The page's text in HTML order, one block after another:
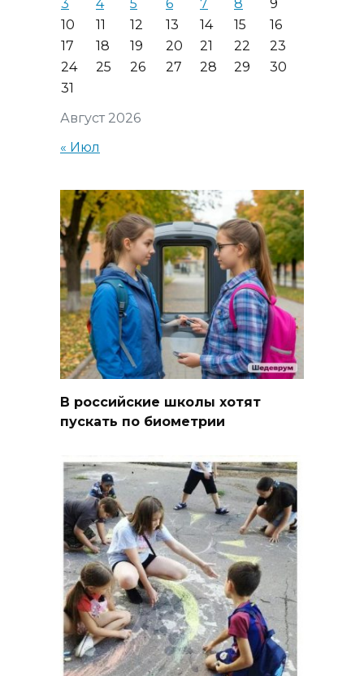
Август 2026
3
4 5 6 7 8
9
10
11 12 13 14 15
16
17
18 19 20 21 22
23
24
25 26 27 28 29
30
31
« Июл
В российские школы хотят
пускать по биометрии